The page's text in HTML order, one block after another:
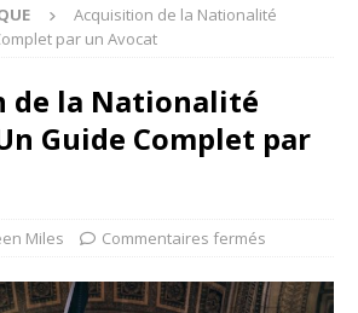
Acquisition de la Nationalité
par un Avocat
de la Nationalité
Guide Complet par
Miles Commentaires fermés